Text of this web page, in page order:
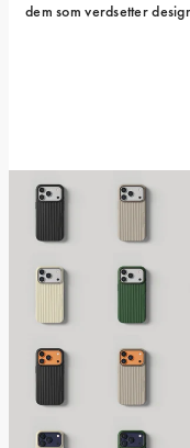
dem som verdsetter